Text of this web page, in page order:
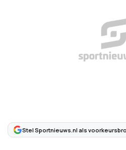
Stel Sportnieuws.nl als